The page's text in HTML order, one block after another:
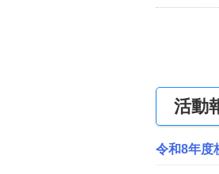
活動
令和8年度